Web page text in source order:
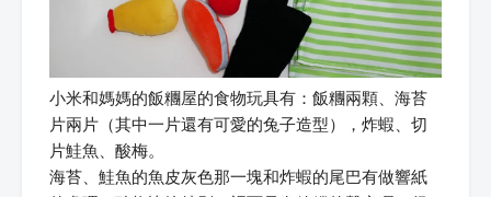
小米和媽媽的飯糰屋的食物玩具有：飯糰兩顆、海苔
片兩片（其中一片還有可愛的兔子造型），炸蝦、切
片鮭魚、酸梅。
海苔、鮭魚的魚皮灰色那一塊和炸蝦的尾巴有做響紙